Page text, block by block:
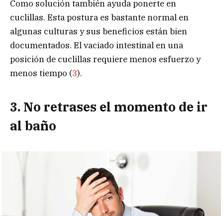
Como solución también ayuda ponerte en
cuclillas. Esta postura es bastante normal en
algunas culturas y sus beneficios están bien
documentados. El vaciado intestinal en una
posición de cuclillas requiere menos esfuerzo y
menos tiempo (3).
3. No retrases el momento de ir
al baño